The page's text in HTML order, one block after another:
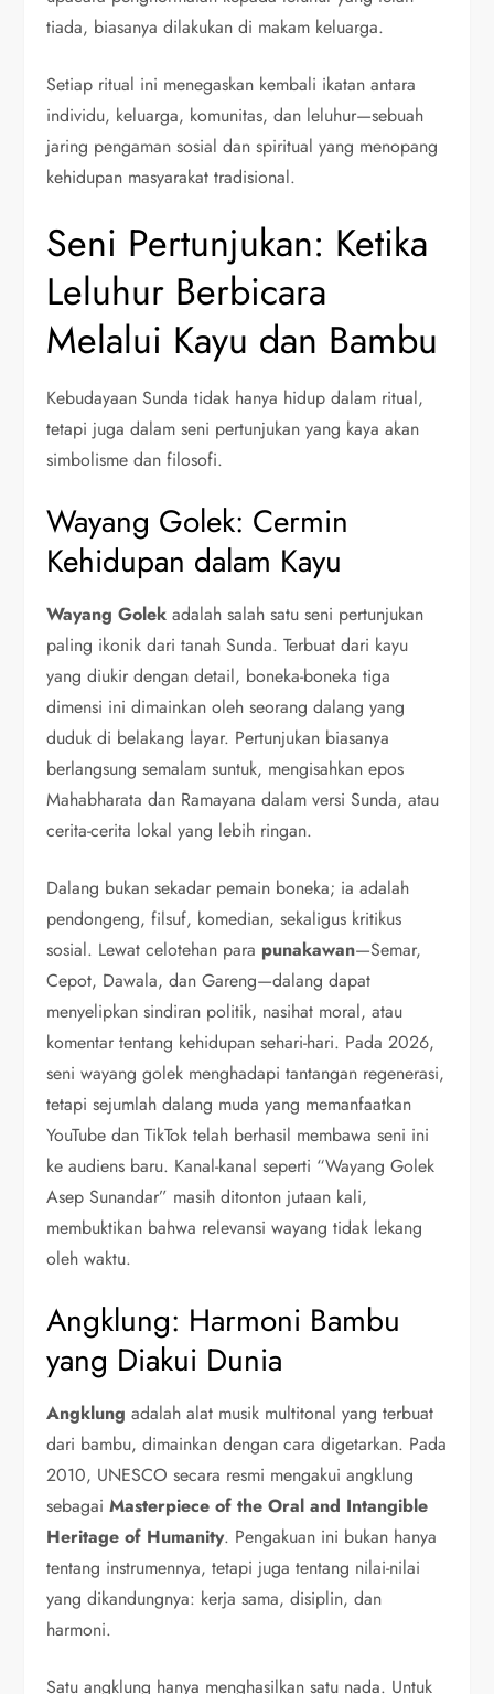
tiada, biasanya dilakukan di makam keluarga.
Setiap ritual ini menegaskan kembali ikatan antara
individu, keluarga, komunitas, dan leluhur—sebuah
jaring pengaman sosial dan spiritual yang menopang
kehidupan masyarakat tradisional.
Seni Pertunjukan: Ketika
Leluhur Berbicara
Melalui Kayu dan Bambu
Kebudayaan Sunda tidak hanya hidup dalam ritual,
tetapi juga dalam seni pertunjukan yang kaya akan
simbolisme dan filosofi.
Wayang Golek: Cermin
Kehidupan dalam Kayu
Wayang Golek adalah salah satu seni pertunjukan
paling ikonik dari tanah Sunda. Terbuat dari kayu
yang diukir dengan detail, boneka-boneka tiga
dimensi ini dimainkan oleh seorang dalang yang
duduk di belakang layar. Pertunjukan biasanya
berlangsung semalam suntuk, mengisahkan epos
Mahabharata dan Ramayana dalam versi Sunda, atau
cerita-cerita lokal yang lebih ringan.
Dalang bukan sekadar pemain boneka; ia adalah
pendongeng, filsuf, komedian, sekaligus kritikus
sosial. Lewat celotehan para punakawan—Semar,
Cepot, Dawala, dan Gareng—dalang dapat
menyelipkan sindiran politik, nasihat moral, atau
komentar tentang kehidupan sehari-hari. Pada 2026,
seni wayang golek menghadapi tantangan regenerasi,
tetapi sejumlah dalang muda yang memanfaatkan
YouTube dan TikTok telah berhasil membawa seni ini
ke audiens baru. Kanal-kanal seperti “Wayang Golek
Asep Sunandar” masih ditonton jutaan kali,
membuktikan bahwa relevansi wayang tidak lekang
oleh waktu.
Angklung: Harmoni Bambu
yang Diakui Dunia
Angklung adalah alat musik multitonal yang terbuat
dari bambu, dimainkan dengan cara digetarkan. Pada
2010, UNESCO secara resmi mengakui angklung
sebagaiMasterpiece of the Oral and Intangible
Heritage of Humanity. Pengakuan ini bukan hanya
tentang instrumennya, tetapi juga tentang nilai-nilai
yang dikandungnya: kerja sama, disiplin, dan
harmoni.
Satu angklung hanya menghasilkan satu nada. Untuk